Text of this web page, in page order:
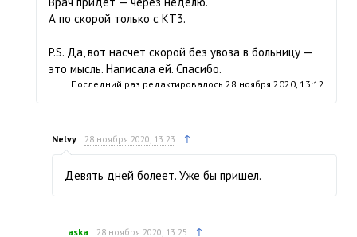
А по скорой только с КТ3.
P.S. Да, вот насчет скорой без увоза в больницу —
это мысль. Написала ей. Спасибо.
Последний раз редактировалось 28 ноября 2020, 13:12
Nelvy 28 ноября 2020, 13:23 ↑
Девять дней болеет. Уже бы пришел.
aska 28 ноября 2020, 13:25 ↑